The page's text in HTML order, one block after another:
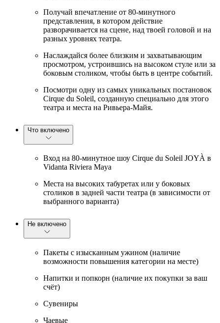
Получай впечатление от 80-минутного
представления, в котором действие
разворачивается на сцене, над твоей головой и на
разных уровнях театра.
Наслаждайся более близким и захватывающим
просмотром, устроившись на высоком стуле или за
боковым столиком, чтобы быть в центре событий.
Посмотри одну из самых уникальных постановок
Cirque du Soleil, созданную специально для этого
театра и места на Ривьера-Майя.
Что включено
Вход на 80-минутное шоу Cirque du Soleil JOYÀ в
Vidanta Riviera Maya
Места на высоких табуретах или у боковых
столиков в задней части театра (в зависимости от
выбранного варианта)
Не включено
Пакеты с изысканным ужином (наличие
возможности повышения категории на месте)
Напитки и попкорн (наличие их покупки за ваш
счёт)
Сувениры
Чаевые